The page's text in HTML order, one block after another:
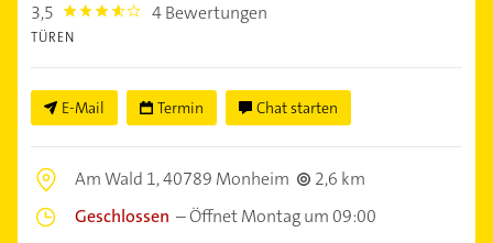
3,5 3.5 4 Bewertungen
TÜREN
E-Mail Termin Chat starten
Am Wald 1,40789 Monheim
2,6 km
Geschlossen –Öffnet Montag um 09:00